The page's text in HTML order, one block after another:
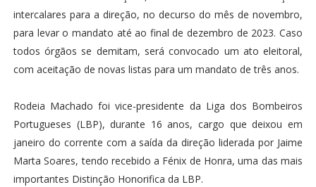
intercalares para a direção, no decurso do mês de novembro,
para levar o mandato até ao final de dezembro de 2023. Caso
todos órgãos se demitam, será convocado um ato eleitoral,
com aceitação de novas listas para um mandato de três anos.
Rodeia Machado foi vice-presidente da Liga dos Bombeiros
Portugueses (LBP), durante 16 anos, cargo que deixou em
janeiro do corrente com a saída da direção liderada por Jaime
Marta Soares, tendo recebido a Fénix de Honra, uma das mais
importantes Distinção Honorifica da LBP.